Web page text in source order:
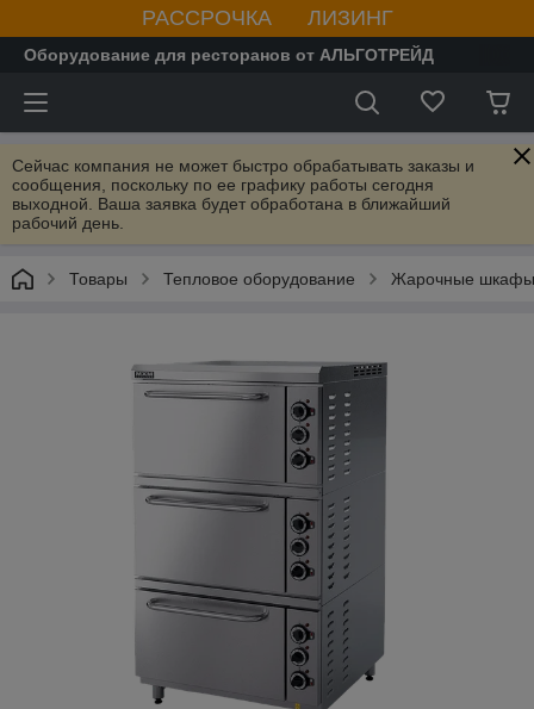
РАССРОЧКА ЛИЗИНГ
Оборудование для ресторанов от АЛЬГОТРЕЙД
Сейчас компания не может быстро обрабатывать заказы и
сообщения, поскольку по ее графику работы сегодня
выходной. Ваша заявка будет обработана в ближайший
рабочий день.
Товары Тепловое оборудование Жарочные шкафы